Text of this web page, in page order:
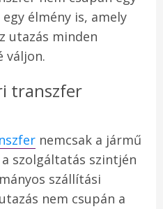
élmény is, amely
utazás minden
váljon.
transzfer
nemcsak a jármű
szolgáltatás szintjén
szállítási
nem csupán a